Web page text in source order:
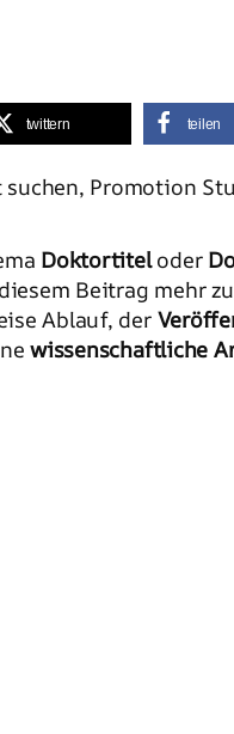
twittern teilen
Promotion
Doktortiteloder
Beitrag mehr
Ablauf, der
wissenschaftliche